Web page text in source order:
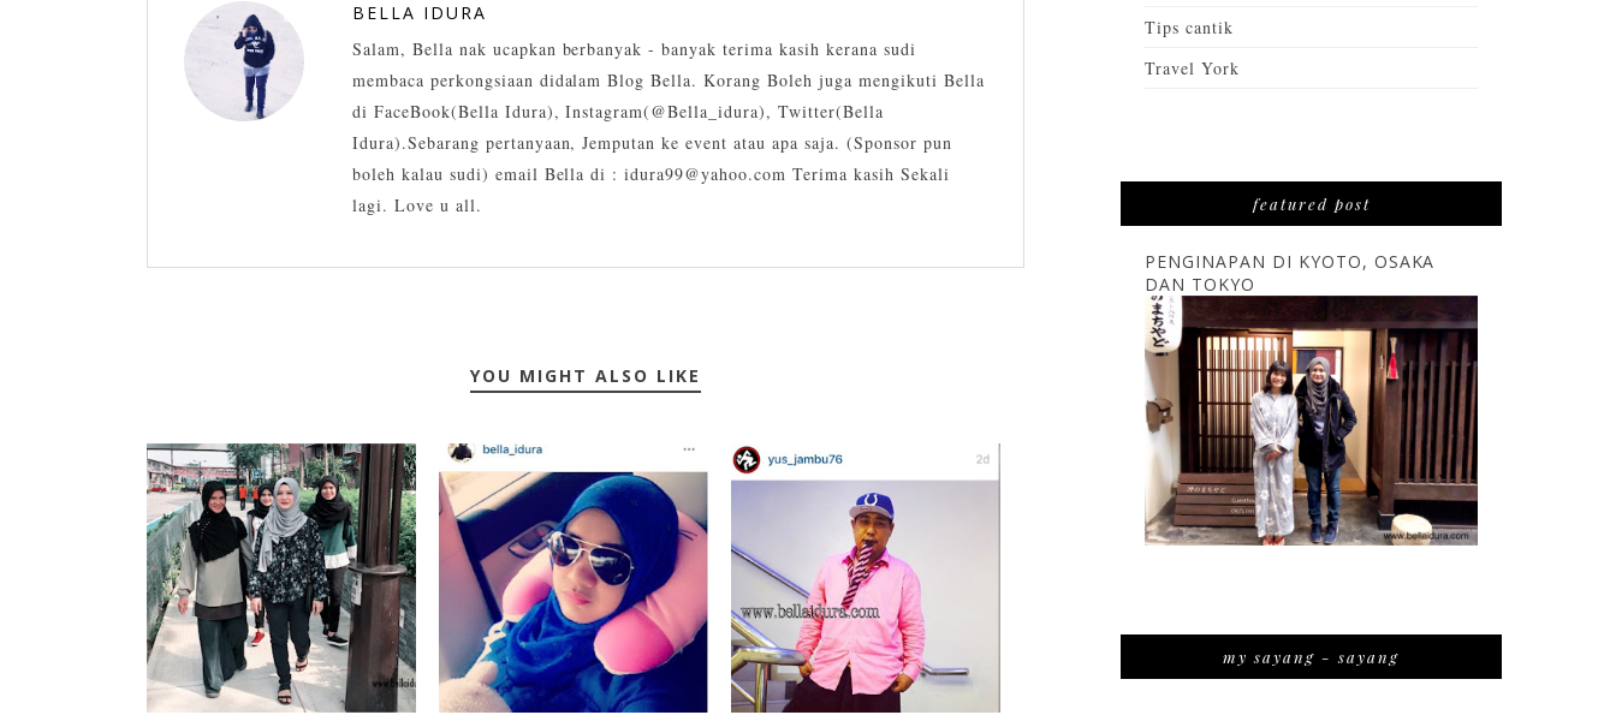
BELLA IDURA
Salam, Bella nak ucapkan berbanyak - banyak terima kasih kerana sudi
membaca perkongsiaan didalam Blog Bella. Korang Boleh juga mengikuti Bella
di FaceBook(Bella Idura), Instagram(@Bella_idura), Twitter(Bella
Idura).Sebarang pertanyaan, Jemputan ke event atau apa saja. (Sponsor pun
boleh kalau sudi) email Bella di : idura99@yahoo.com Terima kasih Sekali
lagi. Love u all.
YOU MIGHT ALSO LIKE
Tips cantik
Travel York
featured post
PENGINAPAN DI KYOTO, OSAKA
DAN TOKYO
my sayang - sayang